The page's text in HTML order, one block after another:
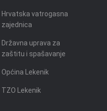
Hrvatska vatrogasna
zajednica
Državna uprava za
zaštitu i spašavanje
Općina Lekenik
TZO Lekenik